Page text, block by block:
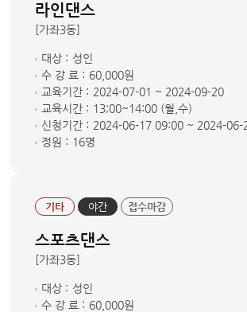
라인댄스
[가좌3동]
대상 : 성인
수 강 료 : 60,000원
교육기간 : 2024-07-01 ~ 2024-09-20
교육시간 : 13;00~14:00 (월,수)
신청기간 : 2024-06-17 09:00 ~ 2024-06-
정원 : 16명
기타 야간 접수마감
스포츠댄스
[가좌3동]
대상 : 성인
수 강 료 : 60,000원